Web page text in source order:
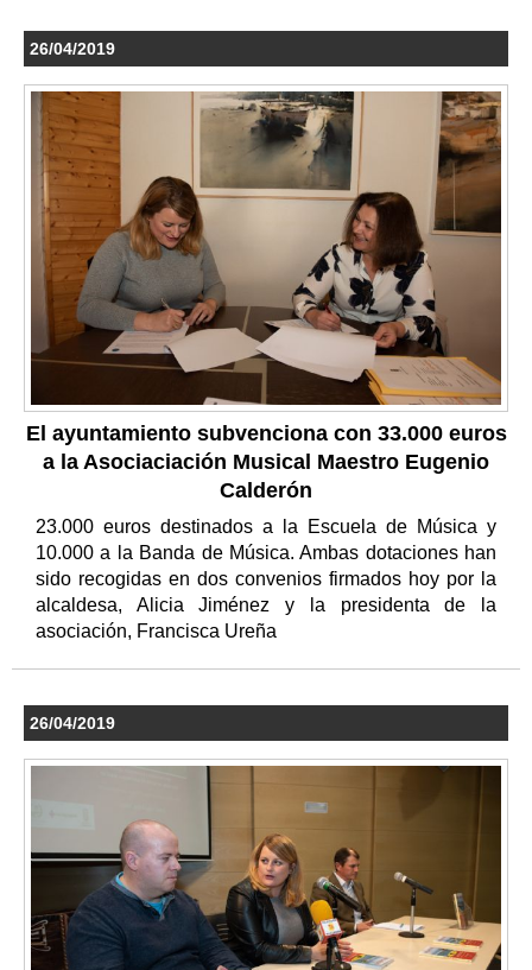
26/04/2019
El ayuntamiento subvenciona con 33.000 euros
a la Asociaciación Musical Maestro Eugenio
Calderón
23.000 euros destinados a la Escuela de Música y
10.000 a la Banda de Música. Ambas dotaciones han
sido recogidas en dos convenios firmados hoy por la
alcaldesa, Alicia Jiménez y la presidenta de la
asociación, Francisca Ureña
26/04/2019